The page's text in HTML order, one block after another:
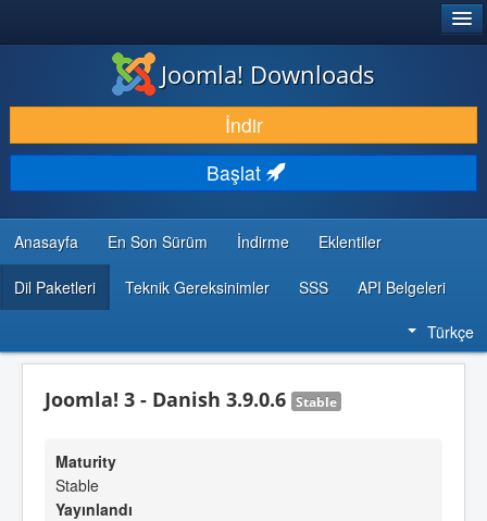
İNDIR & GENIŞLET
KEŞFET & ÖĞREN
TOPLULUK & DESTEK
GELIŞTIRICI KAYNAKLARI
Joomla! Downloads
İndir
Başlat
Anasayfa En Son Sürüm İndirme Eklentiler
Dil Paketleri Teknik Gereksinimler SSS API Belgeleri
Türkçe
Joomla! 3 - Danish 3.9.0.6 Stable
Maturity
Stable
Yayınlandı